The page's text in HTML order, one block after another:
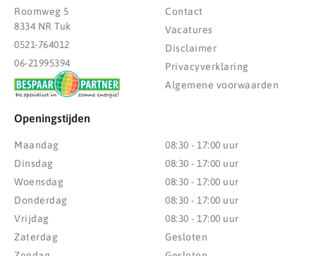
Roomweg 5
8334 NR Tuk
0521-764012
06-21995394
Contact
Vacatures
Disclaimer
Privacyverklaring
Algemene voorwaarden
Openingstijden
Maandag
Dinsdag
Woensdag
Donderdag
Vrijdag
Zaterdag
08:30 - 17:00 uur
08:30 - 17:00 uur
08:30 - 17:00 uur
08:30 - 17:00 uur
08:30 - 17:00 uur
Gesloten